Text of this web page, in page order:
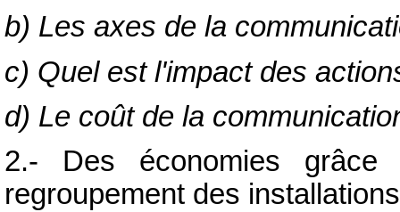
b) Les axes de la
c) Quel est l'impact des
d) Le coût de la
2.- Des économies
regroupement des installations